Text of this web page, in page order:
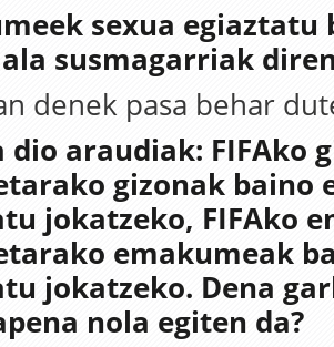
sexua egiaztatu
susmagarriak
denek pasa behar
dio araudiak: FIFAko
gizonak baino
jokatzeko, FIFAko
emakumeak
jokatzeko. Dena
nola egiten da?